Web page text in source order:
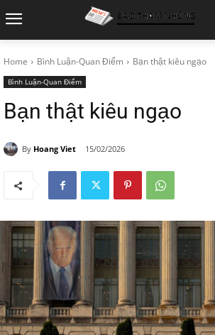
Home Bình Luận-Quan Điểm Bạn thật kiêu ngạo
Bình Luận-Quan Điểm
Bạn thật kiêu ngạo
By Hoang Viet 15/02/2026